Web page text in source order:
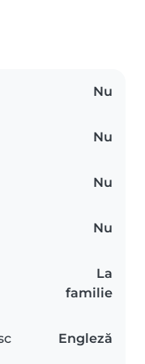
Nu
Nu
Nu
Nu
La
familie
Engleză